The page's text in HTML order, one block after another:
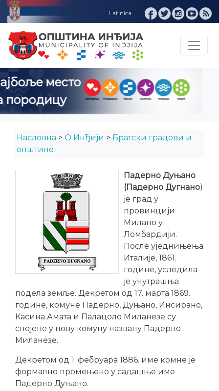
Инђија ИНФО
Насловна > О Инђији > Братски градови и
општине
Падерно Дуњано
(Падерно Дугнано)
је град у
провинцији
Милано у
Ломбардији.
После уједнињења
Италије, 1861.
године, уследила
је унутрашња
подела земље. Декретом од 17. марта 1869.
године, комуне Падерно, Дуњано, Инсирано,
Касина Амата и Палацоло Миланезе су
спојене у нову комуну названу Падерно
Миланезе.
Декретом од 1. фебруара 1886. име комне је
формално промењено у садашње име
Падерно Дуњано.